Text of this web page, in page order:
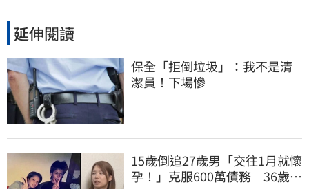
延伸閱讀
保全「拒倒垃圾」：我不是清
潔員！下場慘
15歲倒追27歲男「交往1月就懷
孕！」克服600萬債務 36歲美